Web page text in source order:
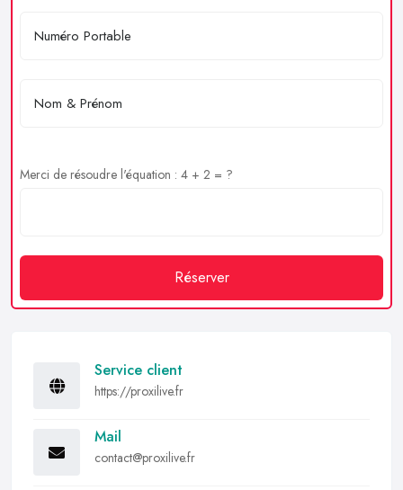
Merci de résoudre l'équation : 4 + 2 = ?
Réserver
Service client
https://proxilive.fr
Mail
contact@proxilive.fr